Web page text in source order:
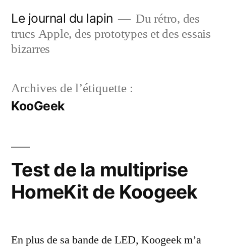
contenu
Le journal du lapin
Du rétro, des
trucs Apple, des prototypes et des essais
bizarres
Archives de l’étiquette :
KooGeek
Test de la multiprise
HomeKit de Koogeek
En plus de sa bande de LED, Koogeek m’a